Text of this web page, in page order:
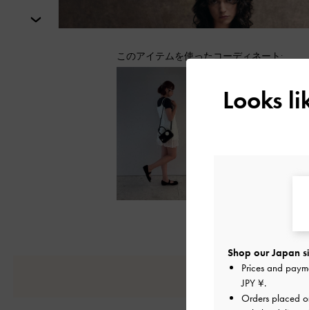
次
このアイテムを使ったコーディネート:
Looks
Shop our Japan
Prices and
JPY ¥.
Orders placed